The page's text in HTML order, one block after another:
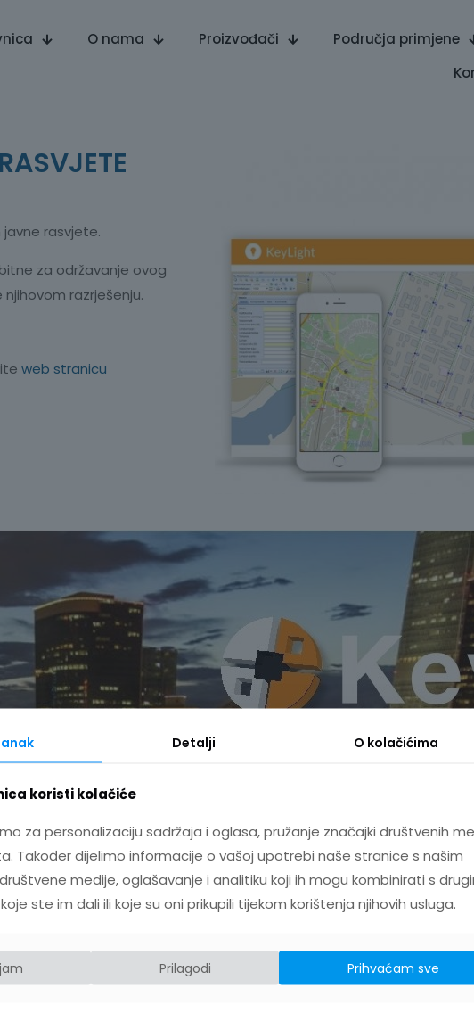
O nama Proizvođači Područja primjene
rasvjete.
za održavanje ovog
razrješenju.
web stranicu
Detalji O kolačićima
koristi kolačiće
za personalizaciju sadržaja i oglasa, pružanje značajki društvenih
Također dijelimo informacije o vašoj upotrebi naše stranice s našim
medije, oglašavanje i analitiku koji ih mogu kombinirati s
ste im dali ili koje su oni prikupili tijekom korištenja njihovih usluga.
Prilagodi Prihvaćam sve